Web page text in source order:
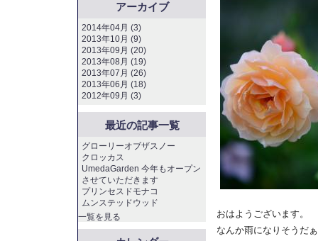
おはようございます。
なんか雨になりそうだ
アーカイブ
2014年04月 (3)
2013年10月 (9)
2013年09月 (20)
2013年08月 (19)
2013年07月 (26)
2013年06月 (18)
2012年09月 (3)
最近の記事一覧
グローリーオブザスノー
クロッカス
UmedaGarden 今年もオープン
させていただきます
プリンセスドモナコ
ムンステッドウッド
一覧を見る